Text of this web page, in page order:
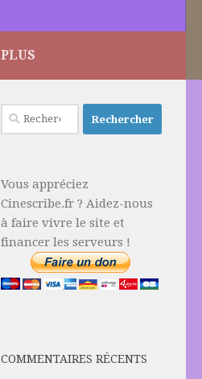
PLUS
Rechercher :
Vous appréciez
Cinescribe.fr ? Aidez-nous
à faire vivre le site et
financer les serveurs !
COMMENTAIRES RÉCENTS